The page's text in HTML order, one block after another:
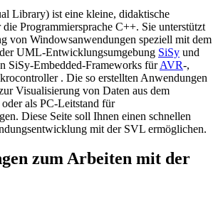
Library) ist eine kleine, didaktische
Programmiersprache C++. Sie unterstützt
von Windowsanwendungen speziell mit dem
UML-Entwicklungsumgebung SiSy und
SiSy-Embedded-Frameworks fürAVR-,
. Die so erstellten Anwendungen
Visualisierung von Daten aus dem
als PC-Leitstand für
Diese Seite soll Ihnen einen schnellen
mit der SVL ermöglichen.
zum Arbeiten mit der